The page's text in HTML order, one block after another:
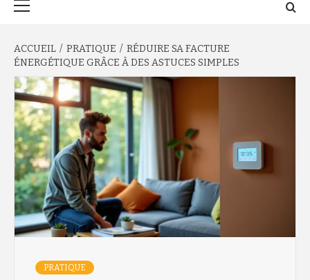
ACCUEIL PRATIQUE
RÉDUIRE SA FACTURE
ÉNERGÉTIQUE GRÂCE À DES ASTUCES SIMPLES
PRATIQUE